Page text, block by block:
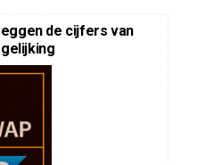
de cijfers van